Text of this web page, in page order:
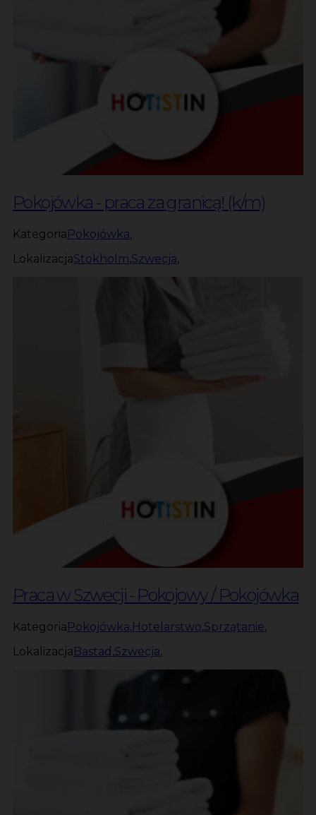
Pokojówka - praca za granicą! (k/m)
KategoriaPokojówka,
LokalizacjaStokholm,Szwecja,
Praca w Szwecji - Pokojowy / Pokojówka
KategoriaPokojówka,Hotelarstwo,Sprzątanie,
LokalizacjaBastad ,Szwecja,